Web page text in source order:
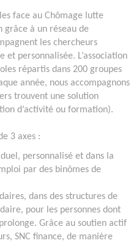
face au Chômage lutte
grâce à un réseau de
les chercheurs
personnalisée. L’association
répartis dans 200 groupes
année, nous accompagnons
trouvent une solution
d’activité ou formation).
3 axes :
personnalisé et dans la
par des binômes de
dans des structures de
pour les personnes dont
Grâce au soutien actif
SNC finance, de manière